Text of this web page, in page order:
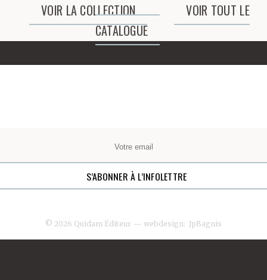
VOIR LA COLLECTION
VOIR TOUT LE
CATALOGUE
© 2026 Quidam Éditeur — webdesign: JpBagnis